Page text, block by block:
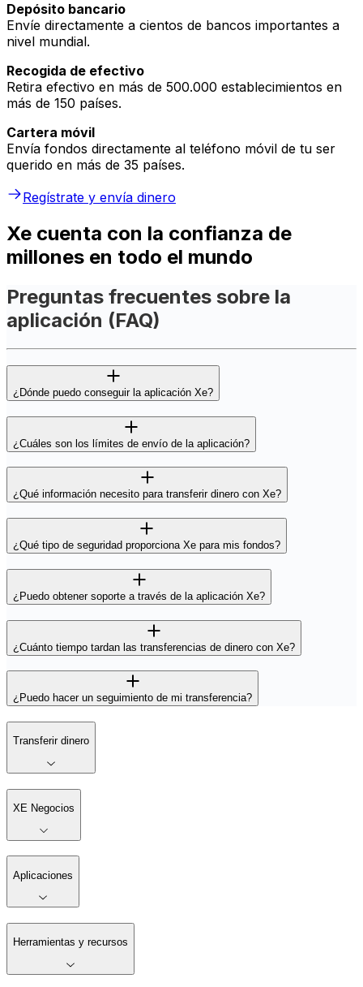
Depósito bancario
Envíe directamente a cientos de bancos importantes a
nivel mundial.
Recogida de efectivo
Retira efectivo en más de 500.000 establecimientos en
más de 150 países.
Cartera móvil
Envía fondos directamente al teléfono móvil de tu ser
querido en más de 35 países.
Regístrate y envía dinero
Xe cuenta con la confianza de
millones en todo el mundo
Preguntas frecuentes sobre la
aplicación (FAQ)
¿Dónde puedo conseguir la aplicación Xe?
¿Cuáles son los límites de envío de la aplicación?
¿Qué información necesito para transferir dinero con Xe?
¿Qué tipo de seguridad proporciona Xe para mis fondos?
¿Puedo obtener soporte a través de la aplicación Xe?
¿Cuánto tiempo tardan las transferencias de dinero con Xe?
¿Puedo hacer un seguimiento de mi transferencia?
Transferir dinero
XE Negocios
Aplicaciones
Herramientas y recursos